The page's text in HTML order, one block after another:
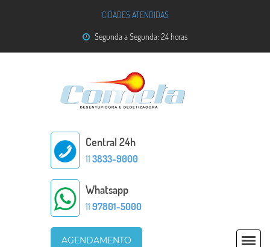
CIDADES ATENDIDAS
Segunda a Segunda: 24 horas
Central 24h
11 3833-9000
Whatsapp
11 97801-5000
AGENDAMENTO